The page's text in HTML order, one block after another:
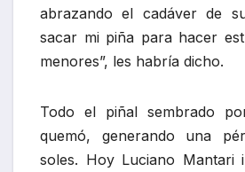
abrazando el cadáver de
sacar mi piña para hacer
menores”, les habría dicho.
Todo el piñal sembrado
quemó, generando una
soles. Hoy Luciano Mantari